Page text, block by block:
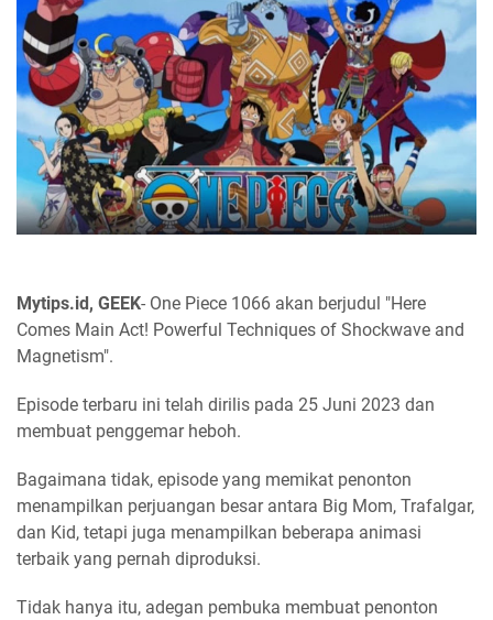
Mytips.id, GEEK- One Piece 1066 akan berjudul "Here
Comes Main Act! Powerful Techniques of Shockwave and
Magnetism".
Episode terbaru ini telah dirilis pada 25 Juni 2023 dan
membuat penggemar heboh.
Bagaimana tidak, episode yang memikat penonton
menampilkan perjuangan besar antara Big Mom, Trafalgar,
dan Kid, tetapi juga menampilkan beberapa animasi
terbaik yang pernah diproduksi.
Tidak hanya itu, adegan pembuka membuat penonton